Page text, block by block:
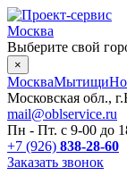
Москва
Выберите свой
×
МоскваМытищи
Московская обл.,
mail@oblservice.ru
Пн - Пт. с 9-00 до
+7 (926) 838-28-60
Заказать звонок